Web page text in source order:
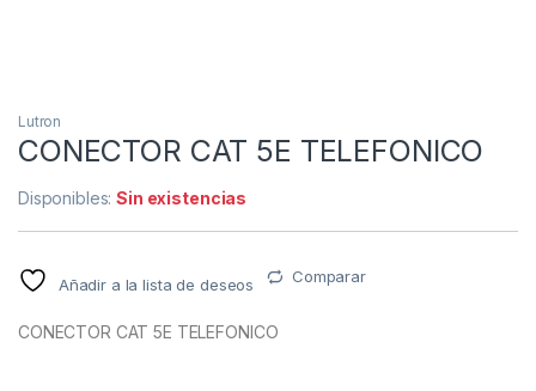
Lutron
CONECTOR CAT 5E TELEFONICO
Disponibles:Sin existencias
Añadir a la lista de deseos Comparar
CONECTOR CAT 5E TELEFONICO